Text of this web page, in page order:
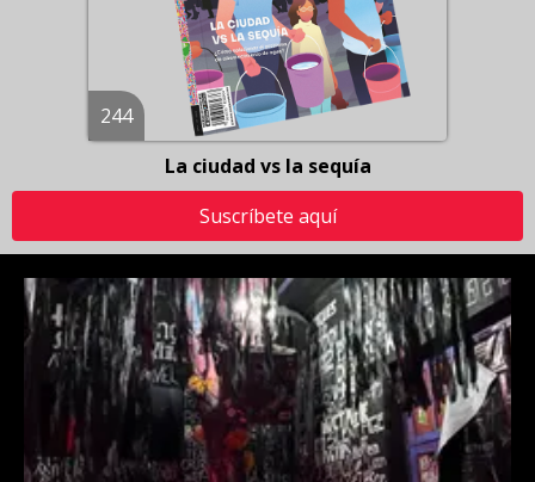
244
La ciudad vs la sequía
Suscríbete aquí